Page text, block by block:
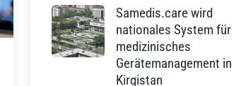
Samedis.care wird
nationales System für
medizinisches
Gerätemanagement in
Kirgistan